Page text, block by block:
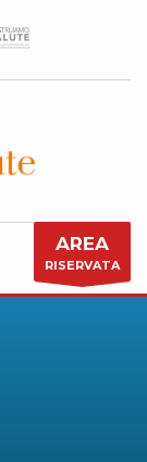
AREA
RISERVATA